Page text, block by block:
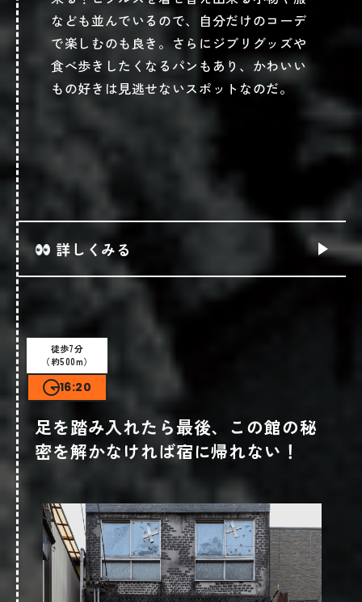
下呂観光倶楽部 テルマエ射的を詳しくみ
る
なども並んでいるので、自分だけのコーデ
で楽しむのも良き。さらにジブリグッズや
食べ歩きしたくなるパンもあり、かわいい
もの好きは見逃せないスポットなのだ。
詳しくみる
ショップ情報
森のこみち 飛騨あずさ
足を踏み入れたら最後、この館の秘
密を解かなければ宿に帰れない！
徒歩7分
（約500m）
16:20